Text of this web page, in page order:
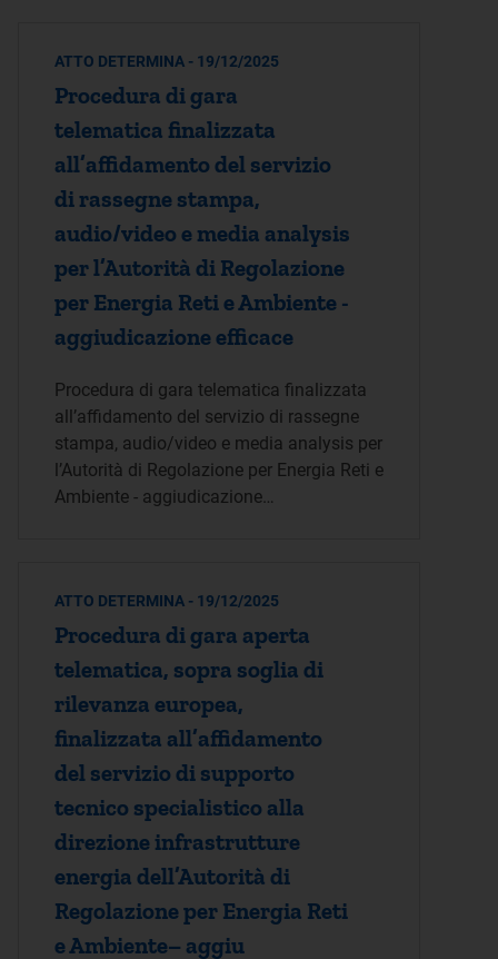
ATTO DETERMINA - 19/12/2025
Procedura di gara
telematica finalizzata
all’affidamento del servizio
di rassegne stampa,
audio/video e media analysis
per l’Autorità di Regolazione
per Energia Reti e Ambiente -
aggiudicazione efficace
Procedura di gara telematica finalizzata
all’affidamento del servizio di rassegne
stampa, audio/video e media analysis per
l’Autorità di Regolazione per Energia Reti e
Ambiente - aggiudicazione…
ATTO DETERMINA - 19/12/2025
Procedura di gara aperta
telematica, sopra soglia di
rilevanza europea,
finalizzata all’affidamento
del servizio di supporto
tecnico specialistico alla
direzione infrastrutture
energia dell’Autorità di
Regolazione per Energia Reti
e Ambiente– aggiu